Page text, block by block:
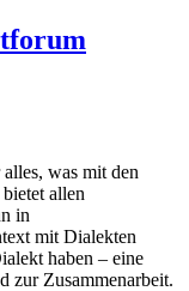
was mit den
allen
in
mit Dialekten
haben – eine
zur Zusammenarbeit.